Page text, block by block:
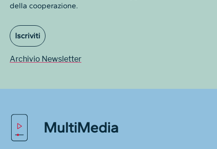
della cooperazione.
Iscriviti
Archivio Newsletter
MultiMedia